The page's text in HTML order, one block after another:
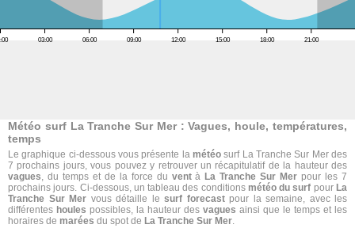
03:00 06:00 09:00 12:00 15:00 18:00 21:00
Météo surf La Tranche Sur Mer : Vagues, houle, températures,
temps
Le graphique ci-dessous vous présente la météo surf La Tranche Sur Mer des
7 prochains jours, vous pouvez y retrouver un récapitulatif de la hauteur des
vagues , du temps et de la force du ventàLa Tranche Sur Mer pour les 7
prochains jours. Ci-dessous, un tableau des conditions météo du surf pourLa
Tranche Sur Mer vous détaille le surf forecastpour la semaine, avec les
différentes houles possibles, la hauteur des vagues ainsi que le temps et les
horaires de marées du spot de La Tranche Sur Mer